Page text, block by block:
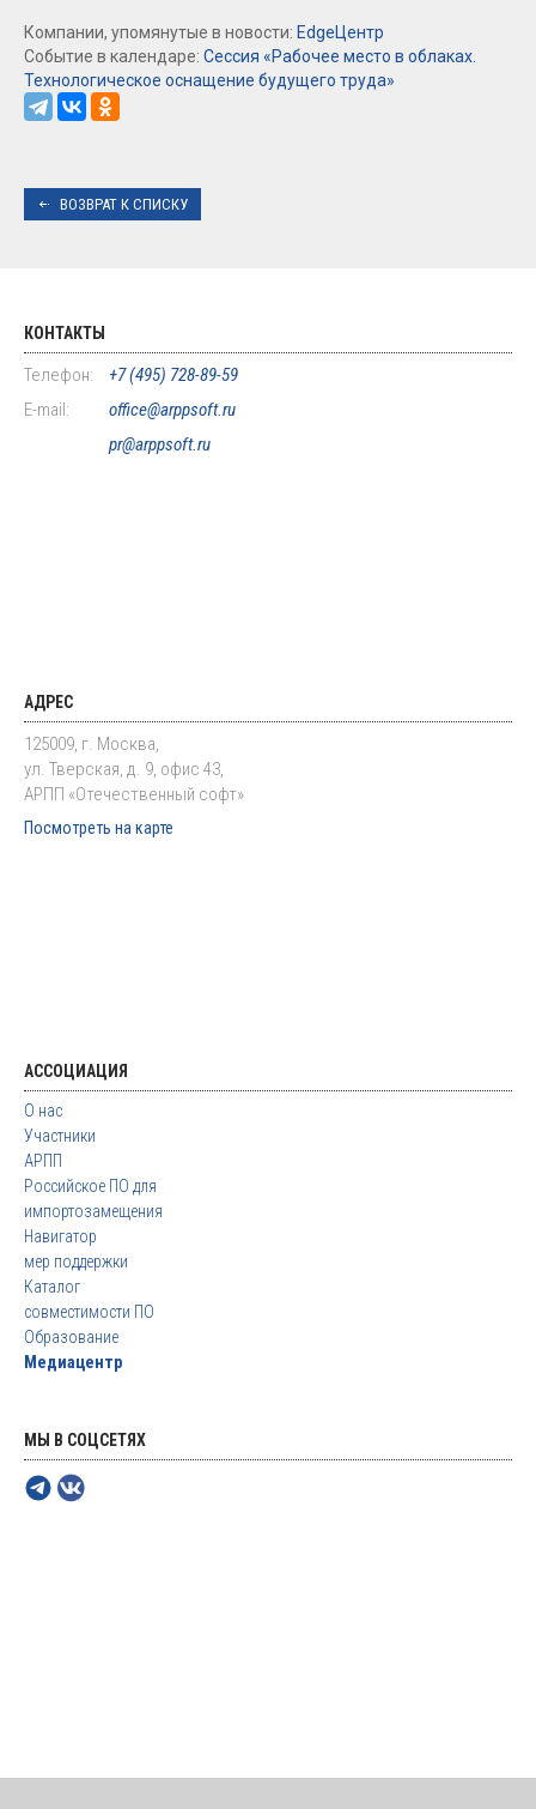
Компании, упомянутые в новости: EdgeЦентр
Событие в календаре: Сессия «Рабочее место в облаках.
Технологическое оснащение будущего труда»
ВОЗВРАТ К СПИСКУ
КОНТАКТЫ
Телефон:
+7 (495) 728-89-59
E-mail:
office@arppsoft.ru
pr@arppsoft.ru
АДРЕС
125009, г. Москва,
ул. Тверская, д. 9, офис 43,
АРПП «Отечественный софт»
Посмотреть на карте
АССОЦИАЦИЯ
О нас
Участники
АРПП
Российское ПО для
импортозамещения
Навигатор
мер поддержки
Каталог
совместимости ПО
Образование
Медиацентр
МЫ В СОЦСЕТЯХ